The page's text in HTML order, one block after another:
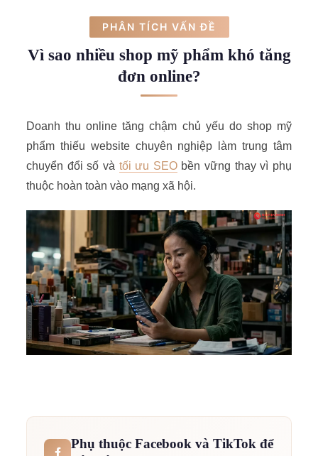
PHÂN TÍCH VẤN ĐỀ
Vì sao nhiều shop mỹ phẩm khó tăng
đơn online?
Doanh thu online tăng chậm chủ yếu do shop mỹ
phẩm thiếu website chuyên nghiệp làm trung tâm
chuyển đổi số và tối ưu SEObền vững thay vì phụ
thuộc hoàn toàn vào mạng xã hội.
Phụ thuộc Facebook và TikTok để